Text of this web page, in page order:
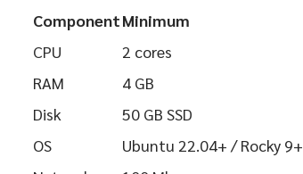
ComponentMinimum
CPU
2 cores
RAM
4 GB
Disk
50 GB SSD
OS
Ubuntu 22.04+ / Rocky 9+